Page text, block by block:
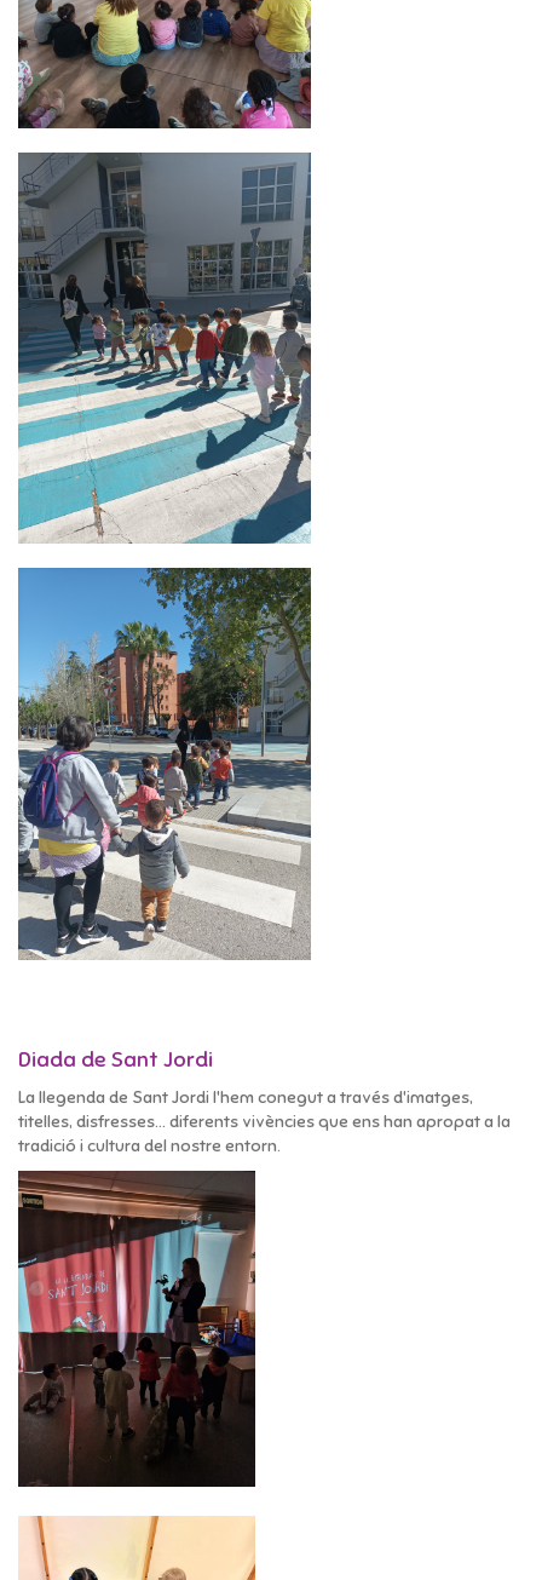
Diada de Sant Jordi
La llegenda de Sant Jordi l'hem conegut a través d'imatges,
titelles, disfresses... diferents vivències que ens han apropat a la
tradició i cultura del nostre entorn.